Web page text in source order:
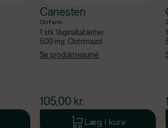
Canesten
Orifarm
1 stk Vaginaltabletter
500 mg, Clotrimazol
Se produktresumé
$nuværende pris
105,00 kr.
Læg i kurv